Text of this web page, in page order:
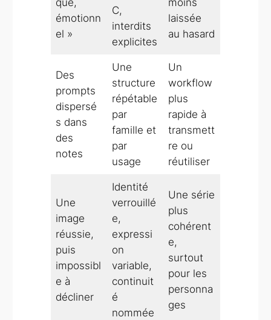
que,
émotionn
el »
C,
interdits
explicites
moins
laissée
au hasard
Des
prompts
dispersé
s dans
des
notes
Une
structure
répétable
par
famille et
par
usage
Un
workflow
plus
rapide à
transmett
re ou
réutiliser
Une
image
réussie,
puis
impossibl
e à
décliner
Identité
verrouillé
e,
expressi
on
variable,
continuit
é
nommée
Une série
plus
cohérent
e,
surtout
pour les
personna
ges